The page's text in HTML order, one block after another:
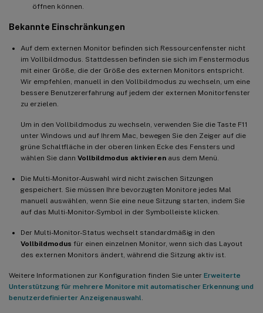
öffnen können.
Bekannte Einschränkungen
Auf dem externen Monitor befinden sich Ressourcenfenster nicht
im Vollbildmodus. Stattdessen befinden sie sich im Fenstermodus
mit einer Größe, die der Größe des externen Monitors entspricht.
Wir empfehlen, manuell in den Vollbildmodus zu wechseln, um eine
bessere Benutzererfahrung auf jedem der externen Monitorfenster
zu erzielen.
Um in den Vollbildmodus zu wechseln, verwenden Sie die Taste F11
unter Windows und auf Ihrem Mac, bewegen Sie den Zeiger auf die
grüne Schaltfläche in der oberen linken Ecke des Fensters und
wählen Sie dann Vollbildmodus aktivieren aus dem Menü.
Die Multi-Monitor-Auswahl wird nicht zwischen Sitzungen
gespeichert. Sie müssen Ihre bevorzugten Monitore jedes Mal
manuell auswählen, wenn Sie eine neue Sitzung starten, indem Sie
auf das Multi-Monitor-Symbol in der Symbolleiste klicken.
Der Multi-Monitor-Status wechselt standardmäßig in den
Vollbildmodus für einen einzelnen Monitor, wenn sich das Layout
des externen Monitors ändert, während die Sitzung aktiv ist.
Weitere Informationen zur Konfiguration finden Sie unter Erweiterte
Unterstützung für mehrere Monitore mit automatischer Erkennung und
benutzerdefinierter Anzeigenauswahl